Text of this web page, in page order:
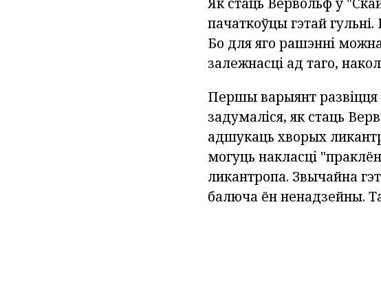
пачаткоўцы гэтай
Бо для яго рашэнні
залежнасці ад таго,
Першы варыянт развіцця
задумаліся, як стаць
адшукаць хворых
могуць накласці
ликантропа. Звычайна
балюча ён ненадзейны.